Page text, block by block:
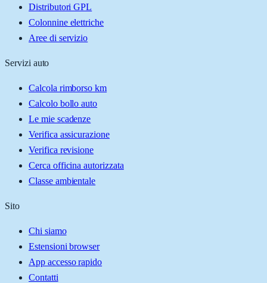
Distributori GPL
Colonnine elettriche
Aree di servizio
Servizi auto
Calcola rimborso km
Calcolo bollo auto
Le mie scadenze
Verifica assicurazione
Verifica revisione
Cerca officina autorizzata
Classe ambientale
Sito
Chi siamo
Estensioni browser
App accesso rapido
Contatti